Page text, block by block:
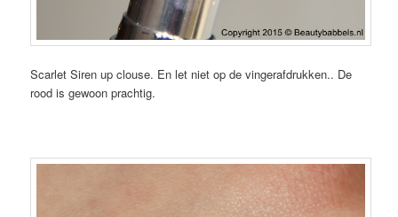
Scarlet Siren up clouse. En let niet op de vingerafdrukken.. De
rood is gewoon prachtig.